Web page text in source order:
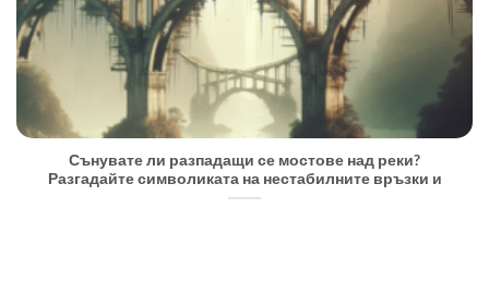
Сънувате ли разпадащи се мостове над реки?
Разгадайте символиката на нестабилните връзки и